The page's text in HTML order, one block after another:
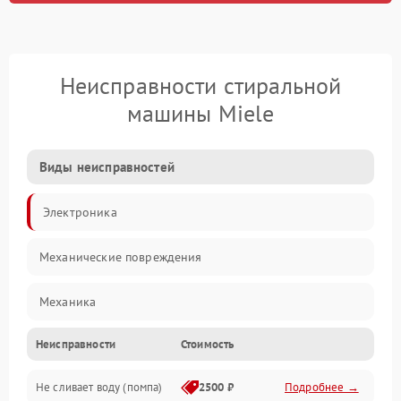
Неисправности стиральной
машины Miele
Виды неисправностей
Электроника
Механические повреждения
Механика
Электропитание
Водоснабжение
Неисправности Стоимость
Не сливает воду (помпа) 2500 ₽ Подробнее →